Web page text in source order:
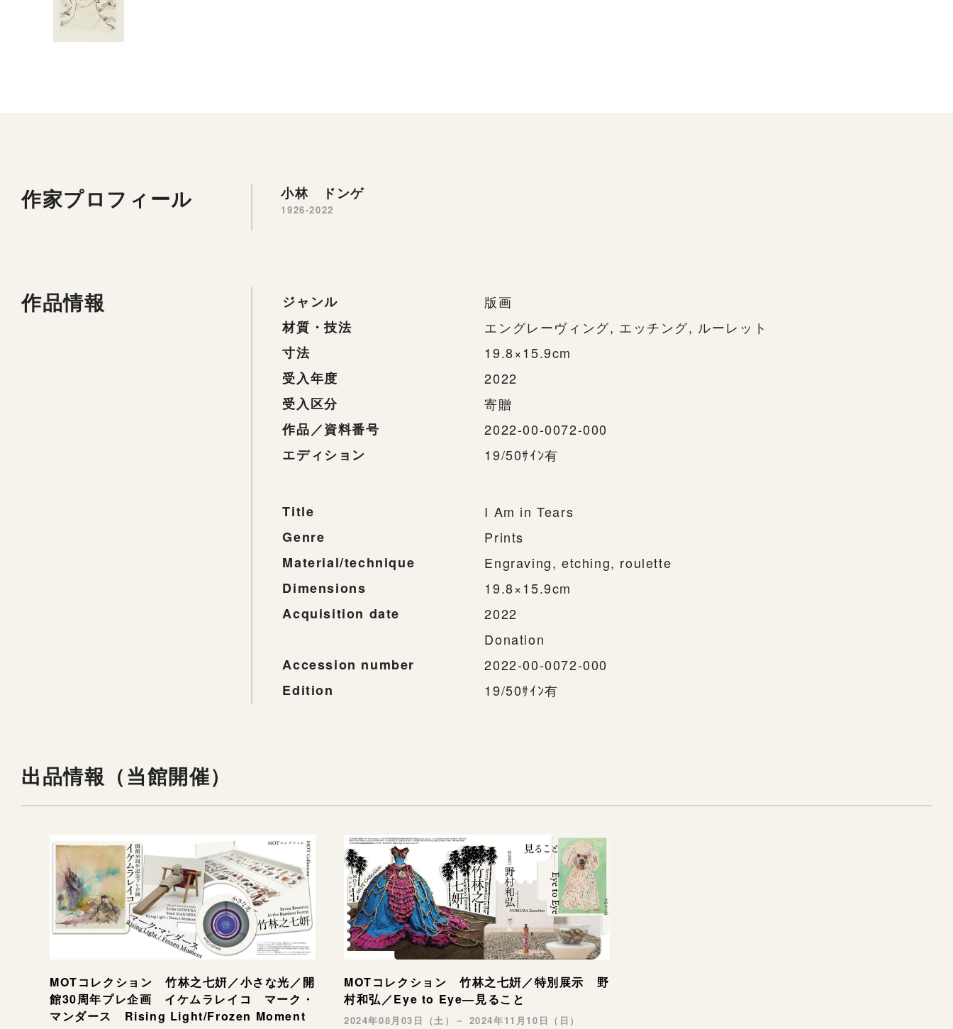
作家プロフィール 小林 ドンゲ
1926-2022
作品情報 ジャンル
版画
材質・技法
エングレーヴィング, エッチング, ルーレット
寸法
19.8×15.9cm
受入年度
2022
受入区分
寄贈
作品／資料番号
2022-00-0072-000
エディション
19/50ｻｲﾝ有
Title
I Am in Tears
Genre
Prints
Material/technique
Engraving, etching, roulette
Dimensions
19.8×15.9cm
Acquisition date
2022
Donation
Accession number
2022-00-0072-000
Edition
19/50ｻｲﾝ有
出品情報（当館開催）
MOTコレクション 竹林之七姸／小さな光／開
館30周年プレ企画 イケムラレイコ マーク・
マンダース Rising Light/Frozen Moment
MOTコレクション 竹林之七姸／特別展示 野
村和弘／Eye to Eye—見ること
2024年08月03日（土）－ 2024年11月10日（日）